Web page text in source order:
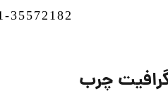
35572182
چرب